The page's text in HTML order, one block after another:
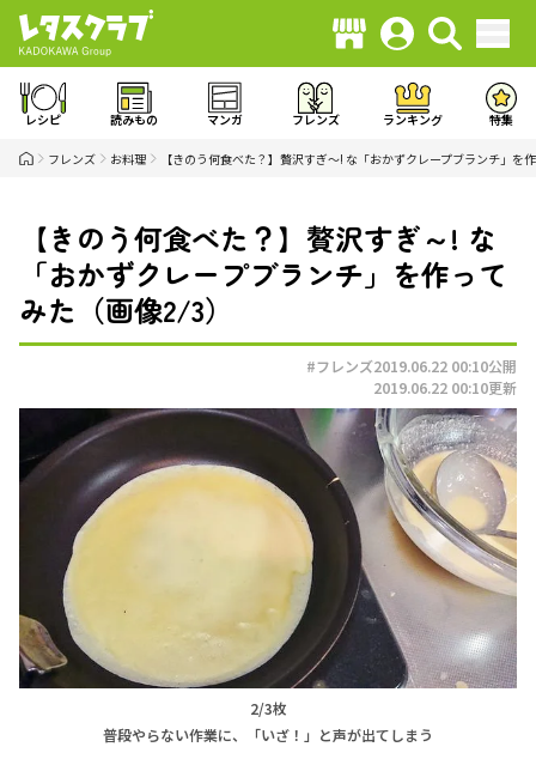
レシピ 読みもの マンガ フレンズ ランキング 特集
フレンズ お料理 【きのう何食べた？】贅沢すぎ～! な「おかずクレープブランチ」を
【きのう何食べた？】贅沢すぎ～! な
「おかずクレープブランチ」を作って
みた（画像2/3）
#フレンズ2019.06.22 00:10公開
2019.06.22 00:10更新
2/3枚
普段やらない作業に、「いざ！」と声が出てしまう